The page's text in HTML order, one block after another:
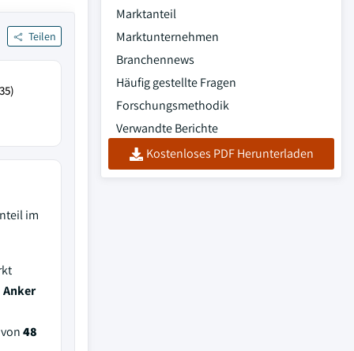
Teilen
im
Anker
48
Marktanteil
Marktunternehmen
Branchennews
Häufig gestellte Fragen
Forschungsmethodik
Verwandte Berichte
Kostenloses PDF Herunterladen